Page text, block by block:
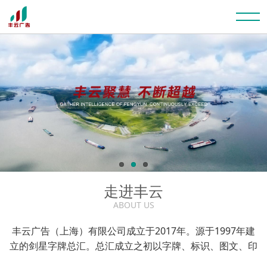
走进丰云
ABOUT US
丰云广告（上海）有限公司成立于2017年。源于1997年建
立的剑星字牌总汇。总汇成立之初以字牌、标识、图文、印